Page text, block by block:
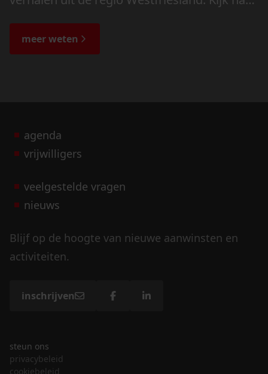
de bijzondere verhalen.
meer weten
agenda
vrijwilligers
veelgestelde vragen
nieuws
Blijf op de hoogte van nieuwe aanwinsten en
activiteiten.
inschrijven
steun ons
privacybeleid
cookiebeleid